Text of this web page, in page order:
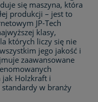
się maszyna, która
produkcji – jest to
JP-Tech
klasy,
których liczy się nie
jego jakość i
zaawansowane
Holzkraft i
w branży